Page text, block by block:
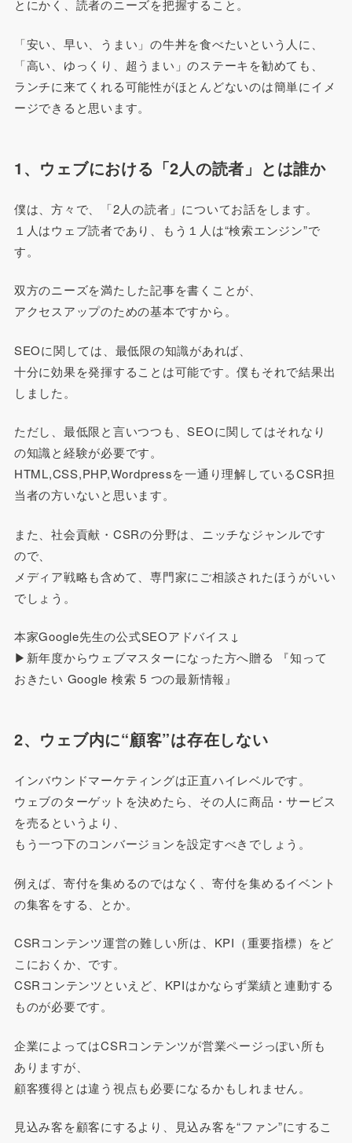
とにかく、読者のニーズを把握すること。
「安い、早い、うまい」の牛丼を食べたいという人に、
「高い、ゆっくり、超うまい」のステーキを勧めても、
ランチに来てくれる可能性がほとんどないのは簡単にイメ
ージできると思います。
1、ウェブにおける「2人の読者」とは誰か
僕は、方々で、「2人の読者」についてお話をします。
１人はウェブ読者であり、もう１人は“検索エンジン”で
す。
双方のニーズを満たした記事を書くことが、
アクセスアップのための基本ですから。
SEOに関しては、最低限の知識があれば、
十分に効果を発揮することは可能です。僕もそれで結果出
しました。
ただし、最低限と言いつつも、SEOに関してはそれなり
の知識と経験が必要です。
HTML,CSS,PHP,Wordpressを一通り理解しているCSR担
当者の方いないと思います。
また、社会貢献・CSRの分野は、ニッチなジャンルです
ので、
メディア戦略も含めて、専門家にご相談されたほうがいい
でしょう。
本家Google先生の公式SEOアドバイス↓
▶新年度からウェブマスターになった方へ贈る 『知って
おきたい Google 検索 5 つの最新情報』
2、ウェブ内に“顧客”は存在しない
インバウンドマーケティングは正直ハイレベルです。
ウェブのターゲットを決めたら、その人に商品・サービス
を売るというより、
もう一つ下のコンバージョンを設定すべきでしょう。
例えば、寄付を集めるのではなく、寄付を集めるイベント
の集客をする、とか。
CSRコンテンツ運営の難しい所は、KPI（重要指標）をど
こにおくか、です。
CSRコンテンツといえど、KPIはかならず業績と連動する
ものが必要です。
企業によってはCSRコンテンツが営業ページっぽい所も
ありますが、
顧客獲得とは違う視点も必要になるかもしれません。
見込み客を顧客にするより、見込み客を“ファン”にするこ